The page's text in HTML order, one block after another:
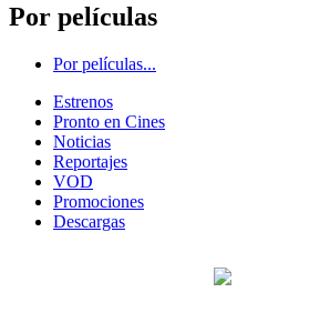
Por películas
Por películas...
Estrenos
Pronto en Cines
Noticias
Reportajes
VOD
Promociones
Descargas